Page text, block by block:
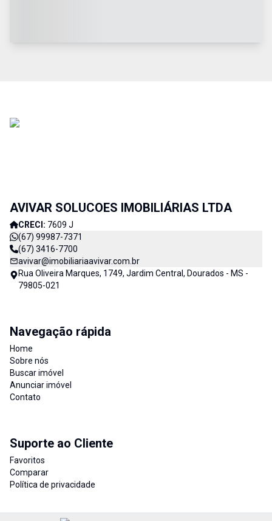
AVIVAR SOLUCOES IMOBILIÁRIAS LTDA
CRECI: 7609 J
(67) 99987-7371
(67) 3416-7700
avivar@imobiliariaavivar.com.br
Rua Oliveira Marques, 1749, Jardim Central, Dourados - MS -
79805-021
Navegação rápida
Home
Sobre nós
Buscar imóvel
Anunciar imóvel
Contato
Suporte ao Cliente
Favoritos
Comparar
Política de privacidade